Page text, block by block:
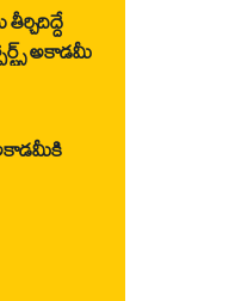
అకాడమీ